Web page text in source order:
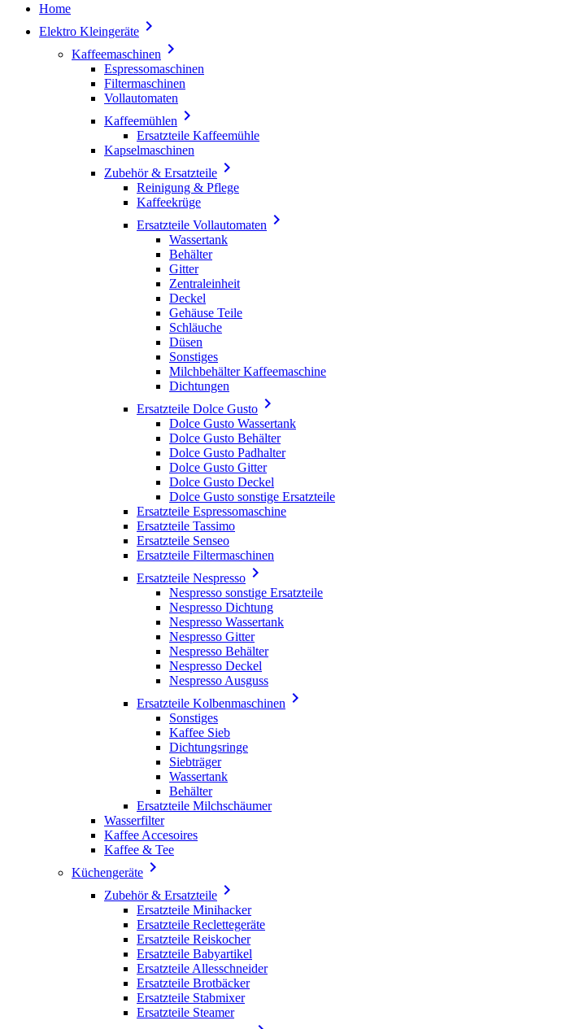
Home
Elektro Kleingeräte 
Kaffeemaschinen 
Espressomaschinen
Filtermaschinen
Vollautomaten
Kaffeemühlen 
Ersatzteile Kaffeemühle
Kapselmaschinen
Zubehör & Ersatzteile 
Reinigung & Pflege
Kaffeekrüge
Ersatzteile Vollautomaten 
Wassertank
Behälter
Gitter
Zentraleinheit
Deckel
Gehäuse Teile
Schläuche
Düsen
Sonstiges
Milchbehälter Kaffeemaschine
Dichtungen
Ersatzteile Dolce Gusto 
Dolce Gusto Wassertank
Dolce Gusto Behälter
Dolce Gusto Padhalter
Dolce Gusto Gitter
Dolce Gusto Deckel
Dolce Gusto sonstige Ersatzteile
Ersatzteile Espressomaschine
Ersatzteile Tassimo
Ersatzteile Senseo
Ersatzteile Filtermaschinen
Ersatzteile Nespresso 
Nespresso sonstige Ersatzteile
Nespresso Dichtung
Nespresso Wassertank
Nespresso Gitter
Nespresso Behälter
Nespresso Deckel
Nespresso Ausguss
Ersatzteile Kolbenmaschinen 
Sonstiges
Kaffee Sieb
Dichtungsringe
Siebträger
Wassertank
Behälter
Ersatzteile Milchschäumer
Wasserfilter
Kaffee Accesoires
Kaffee & Tee
Küchengeräte 
Zubehör & Ersatzteile 
Ersatzteile Minihacker
Ersatzteile Reclettegeräte
Ersatzteile Reiskocher
Ersatzteile Babyartikel
Ersatzteile Allesschneider
Ersatzteile Brotbäcker
Ersatzteile Stabmixer
Ersatzteile Steamer